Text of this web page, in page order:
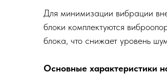
Для минимизации вибрации
блоки комплектуются
блока, что снижает уровень
Основные характеристики